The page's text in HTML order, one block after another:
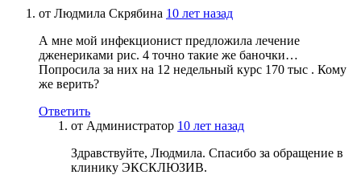
от Людмила Скрябина 10 лет назад
А мне мой инфекционист предложила лечение
дженериками рис. 4 точно такие же баночки…
Попросила за них на 12 недельный курс 170 тыс . Кому
же верить?
Ответить
от Администратор 10 лет назад
Здравствуйте, Людмила. Спасибо за обращение в
клинику ЭКСКЛЮЗИВ.